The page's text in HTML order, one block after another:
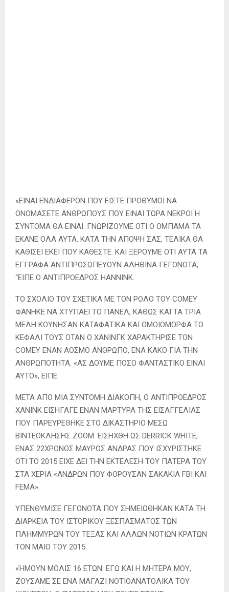
«ΕΙΝΑΙ ΕΝΔΙΑΦΕΡΟΝ ΠΟΥ ΕΙΣΤΕ ΠΡΟΘΥΜΟΙ ΝΑ
ΟΝΟΜΑΣΕΤΕ ΑΝΘΡΩΠΟΥΣ ΠΟΥ ΕΙΝΑΙ ΤΩΡΑ ΝΕΚΡΟΙ Η
ΣΥΝΤΟΜΑ ΘΑ ΕΙΝΑΙ. ΓΝΩΡΙΖΟΥΜΕ ΟΤΙ Ο ΟΜΠΑΜΑ ΤΑ
ΕΚΑΝΕ ΟΛΑ ΑΥΤΑ. ΚΑΤΑ ΤΗΝ ΑΠΟΨΗ ΣΑΣ, ΤΕΛΙΚΑ ΘΑ
ΚΑΘΙΣΕΙ ΕΚΕΙ ΠΟΥ ΚΑΘΕΣΤΕ. ΚΑΙ ΞΕΡΟΥΜΕ ΟΤΙ ΑΥΤΑ ΤΑ
ΕΓΓΡΑΦΑ ΑΝΤΙΠΡΟΣΩΠΕΥΟΥΝ ΑΛΗΘΙΝΑ ΓΕΓΟΝΟΤΑ,
“ΕΙΠΕ Ο ΑΝΤΙΠΡΟΕΔΡΟΣ HANNINK.
ΤΟ ΣΧΟΛΙΟ ΤΟΥ ΣΧΕΤΙΚΑ ΜΕ ΤΟΝ ΡΟΛΟ ΤΟΥ COMEY
ΦΑΝΗΚΕ ΝΑ ΧΤΥΠΑΕΙ ΤΟ ΠΑΝΕΛ, ΚΑΘΩΣ ΚΑΙ ΤΑ ΤΡΙΑ
ΜΕΛΗ ΚΟΥΝΗΣΑΝ ΚΑΤΑΦΑΤΙΚΑ ΚΑΙ ΟΜΟΙΟΜΟΡΦΑ ΤΟ
ΚΕΦΑΛΙ ΤΟΥΣ ΟΤΑΝ Ο ΧΑΝΙΝΓΚ ΧΑΡΑΚΤΗΡΙΣΕ ΤΟΝ
COMEY ΕΝΑΝ ΑΟΣΜΟ ΑΝΘΡΩΠΟ, ΕΝΑ ΚΑΚΟ ΓΙΑ ΤΗΝ
ΑΝΘΡΩΠΟΤΗΤΑ. «ΑΣ ΔΟΥΜΕ ΠΟΣΟ ΦΑΝΤΑΣΤΙΚΟ ΕΙΝΑΙ
ΑΥΤΟ», ΕΙΠΕ.
ΜΕΤΑ ΑΠΟ ΜΙΑ ΣΥΝΤΟΜΗ ΔΙΑΚΟΠΗ, Ο ΑΝΤΙΠΡΟΕΔΡΟΣ
ΧΑΝΙΝΚ ΕΙΣΗΓΑΓΕ ΕΝΑΝ ΜΑΡΤΥΡΑ ΤΗΣ ΕΙΣΑΓΓΕΛΙΑΣ
ΠΟΥ ΠΑΡΕΥΡΕΘΗΚΕ ΣΤΟ ΔΙΚΑΣΤΗΡΙΟ ΜΕΣΩ
ΒΙΝΤΕΟΚΛΗΣΗΣ ZOOM. ΕΙΣΗΧΘΗ ΩΣ DERRICK WHITE,
ΕΝΑΣ 22ΧΡΟΝΟΣ ΜΑΥΡΟΣ ΑΝΔΡΑΣ ΠΟΥ ΙΣΧΥΡΙΣΤΗΚΕ
ΟΤΙ ΤΟ 2015 ΕΙΧΕ ΔΕΙ ΤΗΝ ΕΚΤΕΛΕΣΗ ΤΟΥ ΠΑΤΕΡΑ ΤΟΥ
ΣΤΑ ΧΕΡΙΑ «ΑΝΔΡΩΝ ΠΟΥ ΦΟΡΟΥΣΑΝ ΣΑΚΑΚΙΑ FBI ΚΑΙ
FEMA».
ΥΠΕΝΘΥΜΙΣΕ ΓΕΓΟΝΟΤΑ ΠΟΥ ΣΗΜΕΙΩΘΗΚΑΝ ΚΑΤΑ ΤΗ
ΔΙΑΡΚΕΙΑ ΤΟΥ ΙΣΤΟΡΙΚΟΥ ΞΕΣΠΑΣΜΑΤΟΣ ΤΩΝ
ΠΛΗΜΜΥΡΩΝ ΤΟΥ ΤΕΞΑΣ ΚΑΙ ΑΛΛΩΝ ΝΟΤΙΩΝ ΚΡΑΤΩΝ
ΤΟΝ ΜΑΙΟ ΤΟΥ 2015.
«ΉΜΟΥΝ ΜΟΛΙΣ 16 ΕΤΩΝ. ΕΓΩ ΚΑΙ Η ΜΗΤΕΡΑ ΜΟΥ,
ΖΟΥΣΑΜΕ ΣΕ ΕΝΑ ΜΑΓΑΖΙ ΝΟΤΙΟΑΝΑΤΟΛΙΚΑ ΤΟΥ